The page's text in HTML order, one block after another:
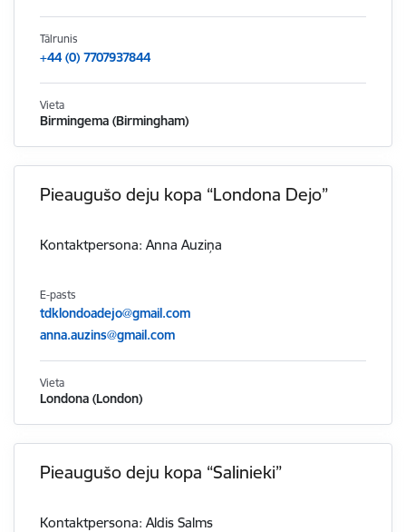
Tālrunis
+44 (0) 7707937844
Vieta
Birmingema (Birmingham)
Pieaugušo deju kopa “Londona Dejo”
Kontaktpersona: Anna Auziņa
E-pasts
tdklondoadejo@gmail.com
anna.auzins@gmail.com
Vieta
Londona (London)
Pieaugušo deju kopa “Salinieki”
Kontaktpersona: Aldis Salms